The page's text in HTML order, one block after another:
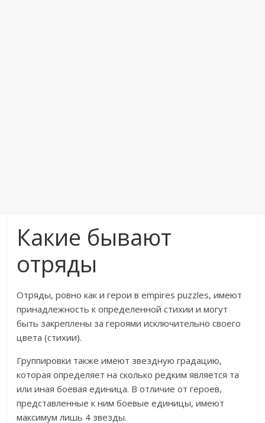
Какие бывают
отряды
Отряды, ровно как и герои в empires puzzles, имеют
принадлежность к определенной стихии и могут
быть закреплены за героями исключительно своего
цвета (стихии).
Группировки также имеют звездную градацию,
которая определяет на сколько редким является та
или иная боевая единица. В отличие от героев,
представленные к ним боевые единицы, имеют
максимум лишь 4 звезды.